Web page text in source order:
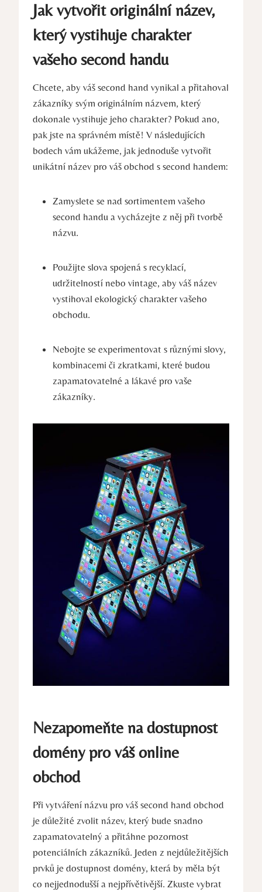
Jak vytvořit originální název,
který vystihuje charakter
vašeho second handu
Chcete, aby váš second hand vynikal a přitahoval
zákazníky svým originálním názvem, který
dokonale vystihuje jeho charakter? Pokud ano,
pak jste na správném místě! V následujících
bodech vám ukážeme, jak jednoduše vytvořit
unikátní název pro váš obchod s second handem:
Zamyslete se nad sortimentem vašeho
second handu a vycházejte z něj při tvorbě
názvu.
Použijte slova spojená s recyklací,
udržitelností nebo vintage, aby váš název
vystihoval ekologický charakter vašeho
obchodu.
Nebojte se experimentovat s různými slovy,
kombinacemi či zkratkami, které budou
zapamatovatelné a lákavé pro vaše
zákazníky.
Nezapomeňte na dostupnost
domény pro váš online
obchod
Při vytváření názvu pro váš second hand obchod
je důležité zvolit název, který bude snadno
zapamatovatelný a přitáhne pozornost
potenciálních zákazníků. Jeden z nejdůležitějších
prvků je dostupnost domény, která by měla být
co nejjednodušší a nejpřívětivější. Zkuste vybrat